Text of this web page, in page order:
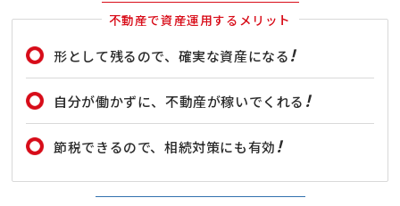
不動産で資産運用するメリット
形として残るので、確実な資産になる !
自分が働かずに、不動産が稼いでくれる !
節税できるので、相続対策にも有効 !